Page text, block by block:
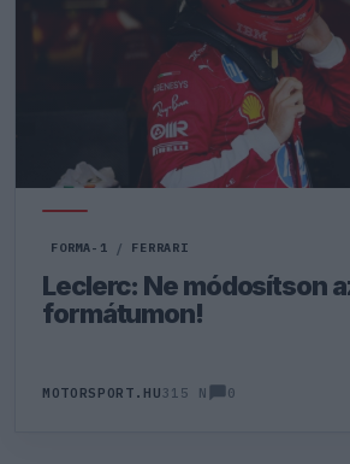
FORMA-1 / FERRARI
Leclerc: Ne módosítson
formátumon!
MOTORSPORT.HU315 N 0